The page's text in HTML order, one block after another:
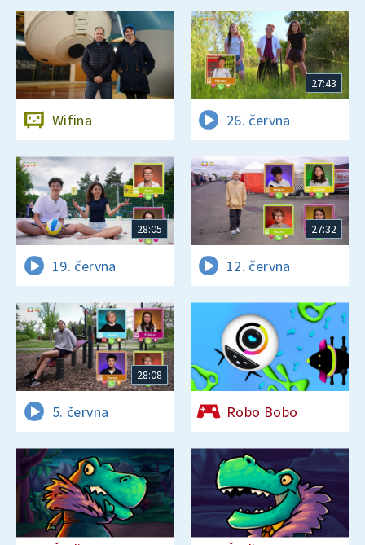
Wifina
27:43
26. června
28:05
19. června
27:32
12. června
28:08
5. června Robo Bobo